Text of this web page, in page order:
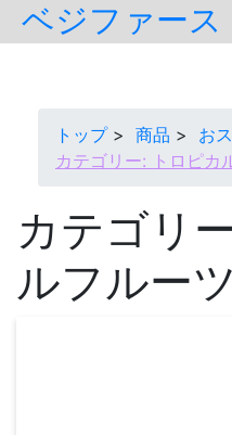
Skip
to ベジファース
トップ 商品
お
カテゴリー: トロピカ
カテゴリ
ルフルーツ